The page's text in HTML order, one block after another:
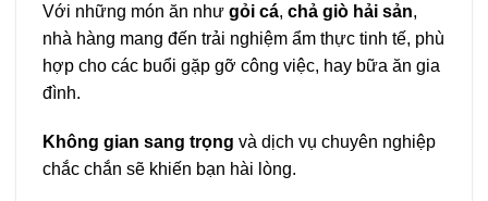
Với những món ăn như gỏi cá, chả giò hải sản,
nhà hàng mang đến trải nghiệm ẩm thực tinh tế, phù
hợp cho các buổi gặp gỡ công việc, hay bữa ăn gia
đình.
Không gian sang trọng và dịch vụ chuyên nghiệp
chắc chắn sẽ khiến bạn hài lòng.